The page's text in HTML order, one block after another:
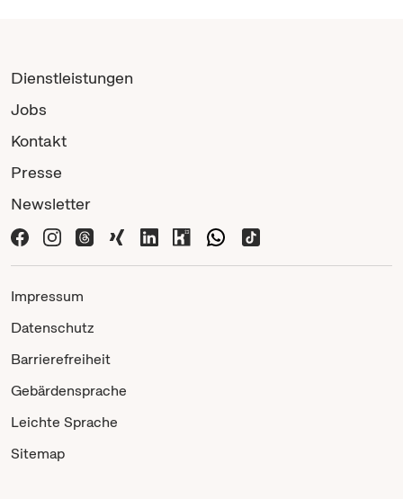
Dienstleistungen
Jobs
Kontakt
Presse
Newsletter
Impressum
Datenschutz
Barrierefreiheit
Gebärdensprache
Leichte Sprache
Sitemap